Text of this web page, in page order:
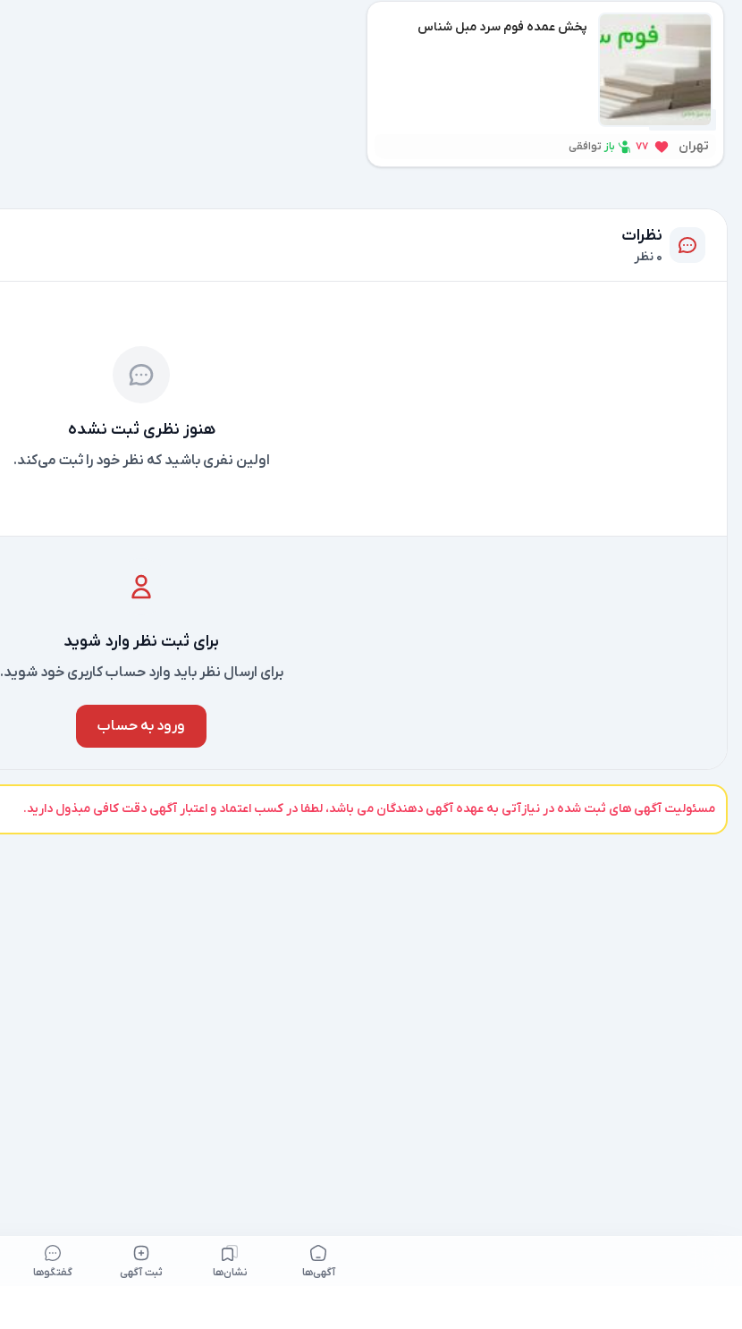
6 روز پیش
پخش عمده فوم سرد مبل شناس
تهران 77 باز توافقی
نظرات
0 نظر
هنوز نظری ثبت نشده
اولین نفری باشید که نظر خود را ثبت می‌کند.
برای ثبت نظر وارد شوید
برای ارسال نظر باید وارد حساب کاربری خود شوید.
ورود به حساب
مسئولیت آگهی های ثبت شده در نیازآتی به عهده آگهی دهندگان می باشد، لطفا در کسب اعتماد و اعتبار آگهی دقت کافی مبذول دارید.
آگهی‌ها نشان‌ها ثبت آگهی گفتگو‌ها